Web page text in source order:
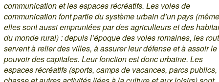
communication et les espaces récréatifs. Les voies de
communication font partie du système urbain d’un pays
elles sont aussi empruntées par des agriculteurs et des
du monde rural) : depuis l’époque des voies romaines, les
servent à relier des villes, à assurer leur défense et à assoir le
pouvoir des capitales. Leur fonction est donc urbaine. Les
espaces récréatifs (sports, camps de vacances, parcs publics,